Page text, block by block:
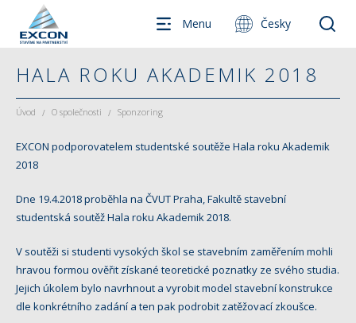
Menu Česky
HALA ROKU AKADEMIK 2018
Úvod / O společnosti / Sponzoring
EXCON podporovatelem studentské soutěže Hala roku Akademik
2018
Dne 19.4.2018 proběhla na ČVUT Praha, Fakultě stavební
studentská soutěž Hala roku Akademik 2018.
V soutěži si studenti vysokých škol se stavebním zaměřením mohli
hravou formou ověřit získané teoretické poznatky ze svého studia.
Jejich úkolem bylo navrhnout a vyrobit model stavební konstrukce
dle konkrétního zadání a ten pak podrobit zatěžovací zkoušce.